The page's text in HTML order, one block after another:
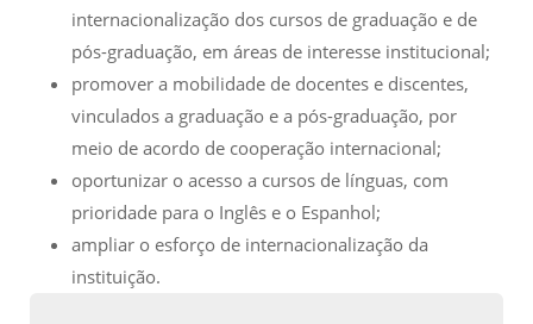
internacionalização dos cursos de graduação e de
pós-graduação, em áreas de interesse institucional;
promover a mobilidade de docentes e discentes,
vinculados a graduação e a pós-graduação, por
meio de acordo de cooperação internacional;
oportunizar o acesso a cursos de línguas, com
prioridade para o Inglês e o Espanhol;
ampliar o esforço de internacionalização da
instituição.